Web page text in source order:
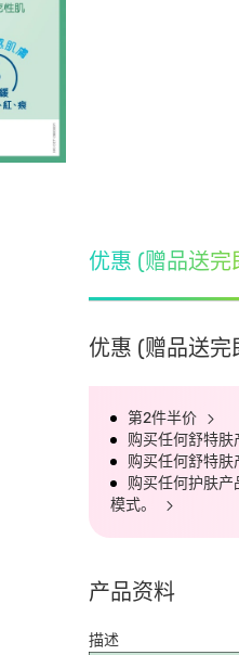
优惠 (赠品送完
优惠 (赠品送完
第2件半价
购买任何舒特
购买任何舒特
购买任何护肤产
模式。
产品资料
描述